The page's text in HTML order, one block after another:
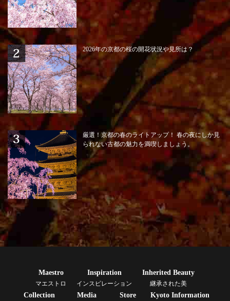
2026年の京都の桜の開花状況や見所は？
厳選！京都の春のライトアップ！ 春の夜にしか見
られない古都の魅力を満喫しましょう。
Maestro
マエストロ
Inspiration
インスピレーション
Inherited Beauty
継承された美
Collection Media Store Kyoto Information